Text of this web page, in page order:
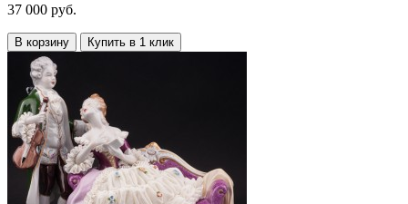
37 000 руб.
В корзину Купить в 1 клик